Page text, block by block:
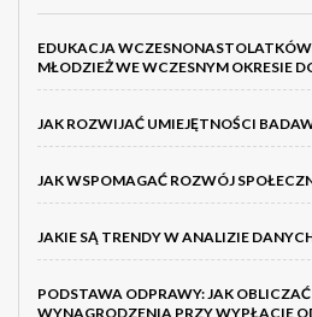
EDUKACJA
MŁODZIEŻ WE WCZESNYM OKRESIE
JAK ROZWIJAĆ UMIEJĘTNOŚCI
JAK WSPOMAGAĆ ROZWÓJ
JAKIE SĄ TRENDY W ANALIZIE
PODSTAWA ODPRAWY: JAK
WYNAGRODZENIA PRZY WYPŁACIE